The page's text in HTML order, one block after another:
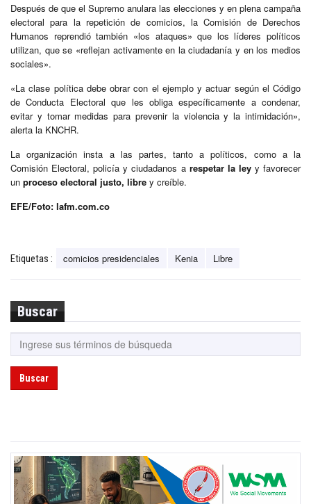
Después de que el Supremo anulara las elecciones y en plena campaña
electoral para la repetición de comicios, la Comisión de Derechos
Humanos reprendió también «los ataques» que los líderes políticos
utilizan, que se «reflejan activamente en la ciudadanía y en los medios
sociales».
«La clase política debe obrar con el ejemplo y actuar según el Código
de Conducta Electoral que les obliga específicamente a condenar,
evitar y tomar medidas para prevenir la violencia y la intimidación»,
alerta la KNCHR.
La organización insta a las partes, tanto a políticos, como a la
Comisión Electoral, policía y ciudadanos a respetar la leyy favorecer
un proceso electoral justo, libre y creíble.
EFE/Foto: lafm.com.co
Etiquetas : comicios presidenciales Kenia Libre
Buscar
Buscar